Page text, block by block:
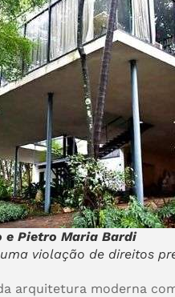
e Pietro Maria Bardi
violação de direitos
arquitetura moderna